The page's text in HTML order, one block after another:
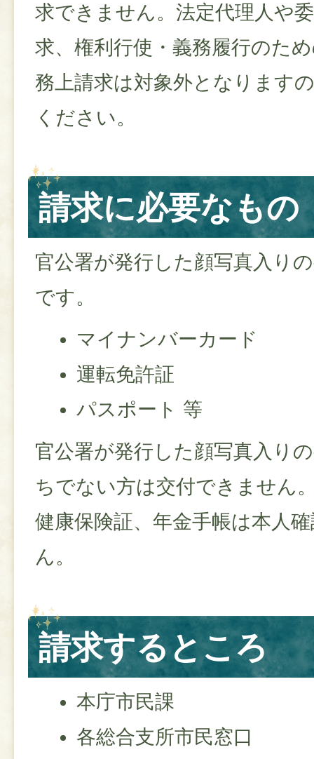
求できません。法定代理人や
求、権利行使・義務履行のた
務上請求は対象外となります
ください。
請求に必要なもの
官公署が発行した顔写真入り
です。
マイナンバーカード
運転免許証
パスポート 等
官公署が発行した顔写真入り
ちでない方は交付できません
健康保険証、年金手帳は本人
ん。
請求するところ
本庁市民課
各総合支所市民窓口